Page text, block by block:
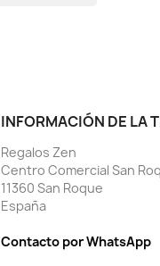
INFORMACIÓN DE LA
Regalos Zen
Centro Comercial San
11360 San Roque
España
Contacto por WhatsApp